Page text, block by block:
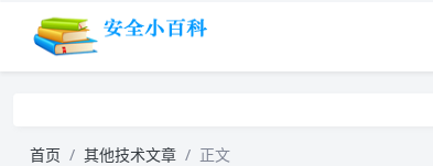
首页 其他技术文章 正文